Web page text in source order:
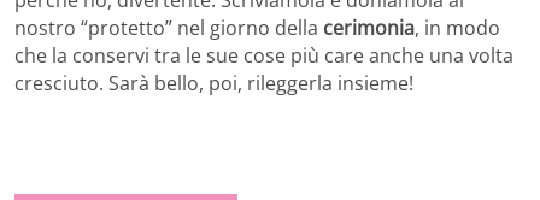
nostro “protetto” nel giorno della cerimonia, in modo
che la conservi tra le sue cose più care anche una volta
cresciuto. Sarà bello, poi, rileggerla insieme!